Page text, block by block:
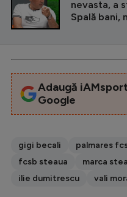
nevasta, a
Spală bani,
Adaugă
Google
gigi becali palmares
fcsb steaua
marca
ilie dumitrescu
vali